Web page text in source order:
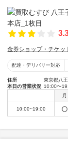
金券ショップ・チケッ
配達・デリバリー対応
住所
東京都八
本日の営業状況 10:00〜
月
10:00~19:00